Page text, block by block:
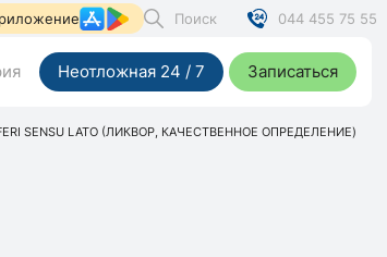
Поиск 044 455 75 55
Неотложная 24 / 7 Записаться
SENSU LATO (ЛИКВОР, КАЧЕСТВЕННОЕ ОПРЕДЕЛЕНИЕ)